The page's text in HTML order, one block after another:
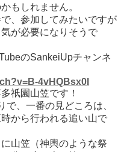
もしれません。
、参加してみたいですが
が必要になりそうで
のSankeiUpチャンネ
4vHQBsx0I
祇園山笠です！
、一番の見どころは、
から行われる追い山で
山笠（神輿のような祭